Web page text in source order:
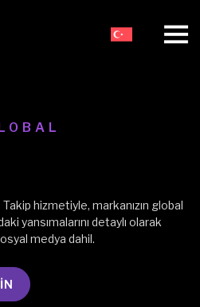
hizmetiyle, markanızın global
yansımalarını detaylı olarak
medya dahil.